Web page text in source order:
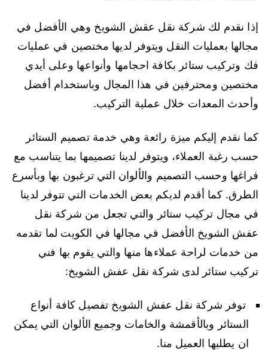
إذا نقدم لك شركة نقل عقش الشويخ وهي الأفضل في
مجالها بعمليات النقل ويتوفر لديها مختصين في عمليات
فك وتركيب ستائر بكافة احجامها وأنواعها وعلى أيدي
مختصين ومحترفين في هذا المجال وباستخدام أفضل
وأحدث المعدات خلال عملية التركيب.
كما نقدم إليكم ميزة رائعة وهي خدمة تصميم الستائر
حسب رغبة العملاء، ويتوفر لدينا تصميمها بما يتناسب مع
فراغها وحسب التصميم والألوان التي ترغبون بها وبأسرع
الطرق. كما أقدم لديكم بعض الخدمات التي تتوفر لدينا
في مجال تركيب ستائر والتي تجعل من شركة نقل
عفش الشويخ الأفضل في مجالها في الكويت لما تقدمه
من خدمات لراحة عملاءها منها والتي يقوم بها فني
تركيب ستائر لدى شركة نقل عفش الشويخ:
توفر شركة نقل عفش الشويخ تفصيل كافة أنواع
الستائر وبالأقمشة والخامات وجميع الألوان التي يمكن
ان يطلبها العميل منا.